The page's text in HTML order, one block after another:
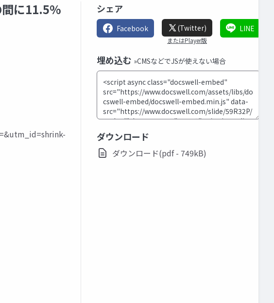
に11.5%
シェア
Facebook (Twitter)
またはPlayer版
LINE
埋め込む »CMSなどでJSが使えない場合
ダウンロード
ダウンロード(pdf - 749kB)